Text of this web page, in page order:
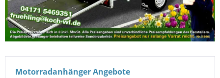
Motorradanhänger Angebote